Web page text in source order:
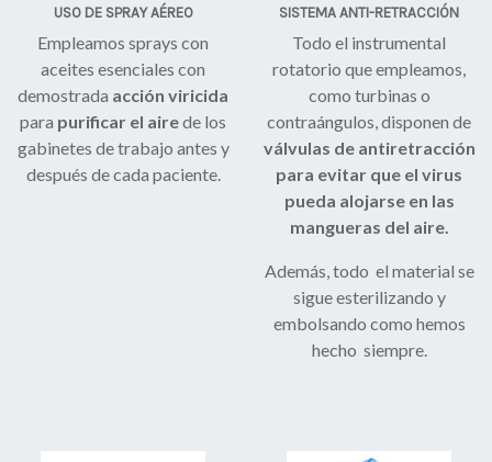
USO DE SPRAY AÉREO
Empleamos sprays con
aceites esenciales con
demostrada acción viricida
para purificar el airede los
gabinetes de trabajo antes y
después de cada paciente.
SISTEMA ANTI-RETRACCIÓN
Todo el instrumental
rotatorio que empleamos,
como turbinas o
contraángulos, disponen de
válvulas de antiretracción
para evitar que el virus
pueda alojarse en las
mangueras del aire.
Además, todo el material se
sigue esterilizando y
embolsando como hemos
hecho siempre.